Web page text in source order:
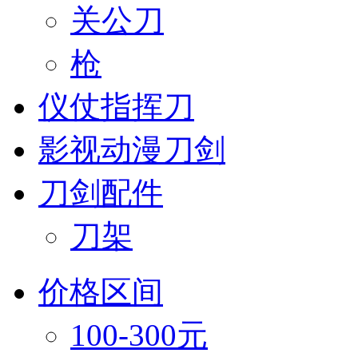
关公刀
枪
仪仗指挥刀
影视动漫刀剑
刀剑配件
刀架
价格区间
100-300元